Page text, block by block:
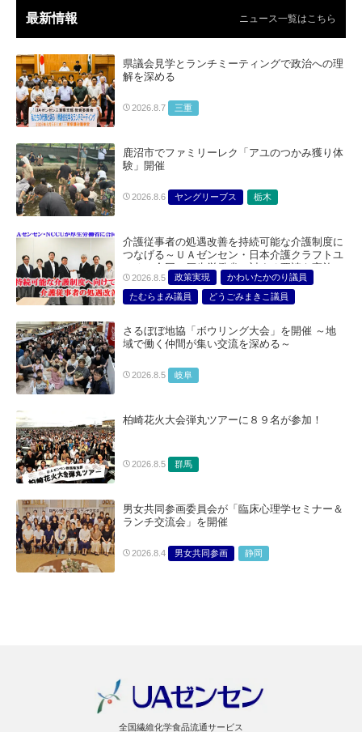
最新情報 ニュース一覧はこちら
県議会見学とランチミーティングで政治への理
解を深める
2026.8.7 三重
鹿沼市でファミリーレク「アユのつかみ獲り体
験」開催
2026.8.6 ヤングリーブス 栃木
介護従事者の処遇改善を持続可能な介護制度に
つなげる～ＵＡゼンセン・日本介護クラフトユ
ニオン合同で厚生労働省に対する要請を実施～
2026.8.5 政策実現
かわいたかのり議員
たむらまみ議員
どうごみまきこ議員
さるぼぼ地協「ボウリング大会」を開催 ～地
域で働く仲間が集い交流を深める～
2026.8.5 岐阜
柏崎花火大会弾丸ツアーに８９名が参加！
2026.8.5 群馬
男女共同参画委員会が「臨床心理学セミナー＆
ランチ交流会」を開催
2026.8.4 男女共同参画 静岡
全国繊維化学食品流通サービス